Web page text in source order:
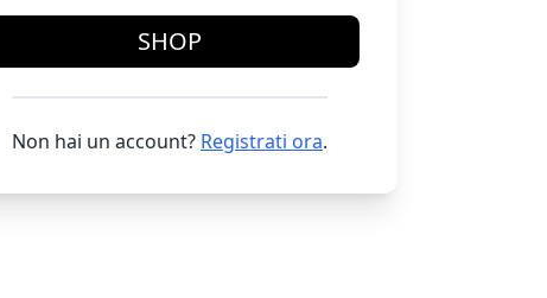
SHOP
Non hai un account? Registrati ora.